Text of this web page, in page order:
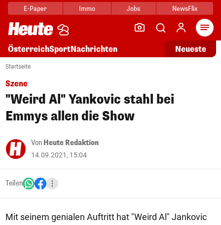
E-Paper Immo Jobs NewsFlix
ÖsterreichSportNachrichten Neueste
Startseite
Szene
"Weird Al" Yankovic stahl bei
Emmys allen die Show
Von Heute Redaktion
14.09.2021, 15:04
Teilen
Mit seinem genialen Auftritt hat "Weird Al" Jankovic